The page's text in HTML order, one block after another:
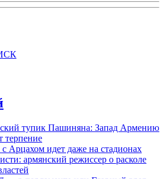
тупик Пашиняна: Запад Армению
терпение
Арцахом идет даже на стадионах
армянский режиссер о расколе